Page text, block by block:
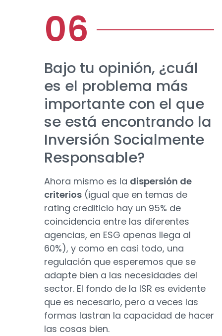
Bajo tu opinión, ¿cuál
es el problema más
importante con el que
se está encontrando la
Inversión Socialmente
Responsable?
Ahora mismo es la dispersión de
criterios (igual que en temas de
rating crediticio hay un 95% de
coincidencia entre las diferentes
agencias, en ESG apenas llega al
60%), y como en casi todo, una
regulación que esperemos que se
adapte bien a las necesidades del
sector. El fondo de la ISR es evidente
que es necesario, pero a veces las
formas lastran la capacidad de hacer
las cosas bien.